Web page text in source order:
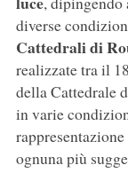
diverse
Cattedrali di
realizzate tra il
della Cattedrale
in varie
ognuna più